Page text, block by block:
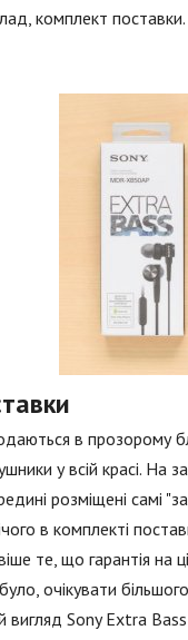
комплект поставки.
в прозорому
у всій красі. На
розміщені самі
в комплекті
те, що гарантія на
очікувати
вигляд Sony Extra